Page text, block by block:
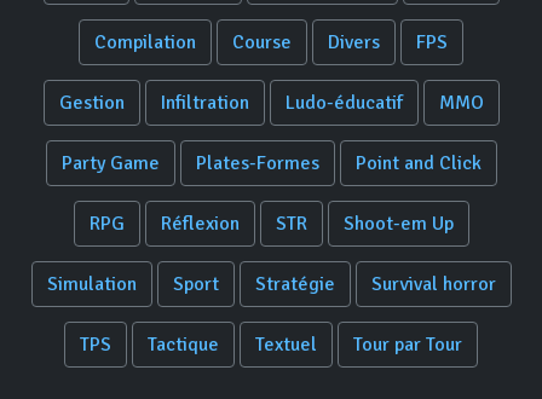
Compilation Course Divers FPS
Gestion Infiltration Ludo-éducatif MMO
Party Game Plates-Formes Point and Click
RPG Réflexion STR Shoot-em Up
Simulation Sport Stratégie Survival horror
TPS Tactique Textuel Tour par Tour